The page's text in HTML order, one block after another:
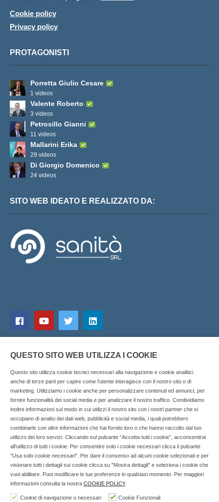
Cookie policy
Privacy policy
PROTAGONISTI
Porretta Giulio Cesare
1 videos
Valente Roberto
3 videos
Petrosillo Gianni
11 videos
Mallarini Erika
29 videos
Di Giorgio Domenico
24 videos
SITO WEB IDEATO E REALIZZATO DA:
Copyright © 2025 SOCIALFARMA - La piattaforma web per i
professionisti della farmacia. Tutti i diritti riservati.
Socialfarma.it è un marchio di Sanità S.r.l. Largo San
Francesco, 19 - 73041 Carmiano (LE) - Tel: 0832.093720 Cell:
3276346536 Cell: 3297281965 - P.iva: 04571460759 - Rea: LE-
302152 Iscritta al n° 1 del Registro della Stampa del Tribunale
di Lecce il 15/01/2015.
QUESTO SITO WEB UTILIZZA I COOKIE
Questo sito utilizza cookie tecnici necessari alla navigazione e cookie analitici
anche di terze parti per capire come l’utente interagisce con il nostro sito o di
marketing. Utilizziamo i cookie anche per personalizzare contenuti ed annunci, per
fornire funzionalità dei social media e per analizzare il nostro traffico. Condividiamo
inoltre informazioni sul modo in cui utilizzi il nostro sito con i nostri partner che si
occupano di analisi dei dati web, pubblicità e social media, i quali potrebbero
combinarle con altre informazioni che hai fornito loro o che hanno raccolto dal tuo
utilizzo dei loro servizi. Cliccando sul pulsante “Accetta tutti i cookie”, acconsentirai
all’utilizzo di tutti i cookie. Per consentire solo i cookie necessari clicca il pulsante
"Usa solo cookie necessari". Per dare il consenso ad alcuni cookie selezionati e per
visionare tutti i dettagli sui cookie clicca su "Mostra dettagli" e seleziona i cookie che
vuoi abilitare. Puoi modificare le tue preferenze in qualsiasi momento. Per maggiori
informazioni consulta la nostra COOKIE POLICY.
Cookie di navigazione o necessari Cookie Funzionali